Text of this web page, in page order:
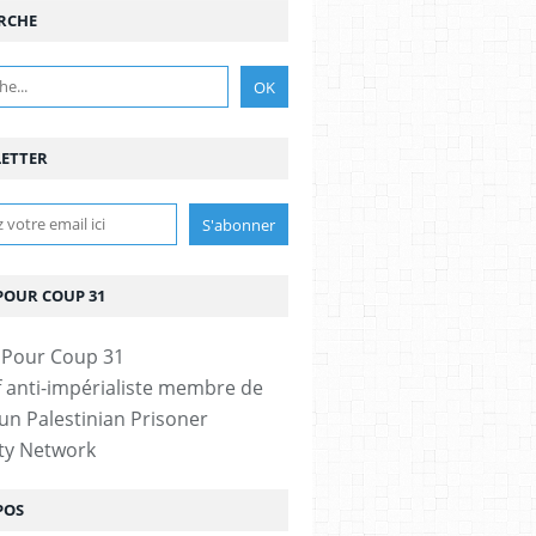
COUP 31
anti-impérialiste membre de
Palestinian Prisoner
Network